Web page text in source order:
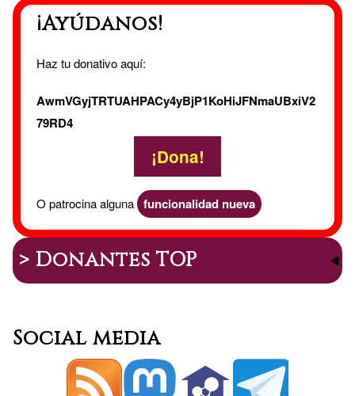
¡Ayúdanos!
Haz tu donativo aquí:
AwmVGyjTRTUAHPACy4yBjP1KoHiJFNmaUBxiV2
79RD4
¡Dona!
O patrocina alguna funcionalidad nueva
> Donantes TOP
Social media